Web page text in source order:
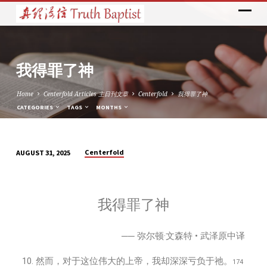
我得罪了神
Home Centerfold Articles 主日刊文章 Centerfold 我得罪了神
CATEGORIES TAGS MONTHS
AUGUST 31, 2025 Centerfold
我得罪了神
── 弥尔顿·文森特 • 武泽原中译
10. 然而，对于这位伟大的上帝，我却深深亏负于祂。 174